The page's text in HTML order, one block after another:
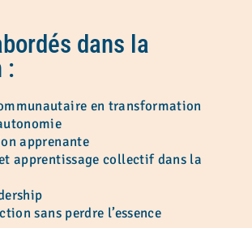
dans la
:
en transformation
apprenante
apprentissage collectif dans la
sans perdre l’essence